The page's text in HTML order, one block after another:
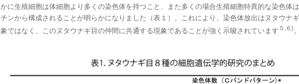
かに生殖細胞は体細胞より多くの染色体を持つこと、また多くの場合生殖細胞特異的な染色体
チンから構成されることが明らかになりました（表１）。これにより、染色体放出はヌタウナ
象ではなく、このヌタウナギ目の仲間に共通する現象であることが強く示唆されています ５,６) 。